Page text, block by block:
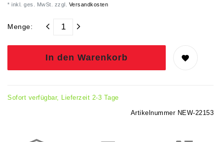
* inkl. ges. MwSt. zzgl. Versandkosten
Menge:
In den Warenkorb
Sofort verfügbar, Lieferzeit 2-3 Tage
Artikelnummer NEW-22153